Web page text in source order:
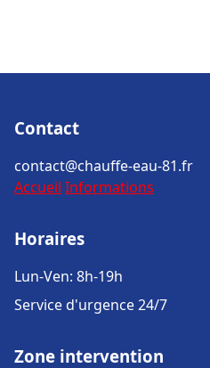
Contact
contact@chauffe-eau-81.fr
Accueil Informations
Horaires
Lun-Ven: 8h-19h
Service d'urgence 24/7
Zone intervention